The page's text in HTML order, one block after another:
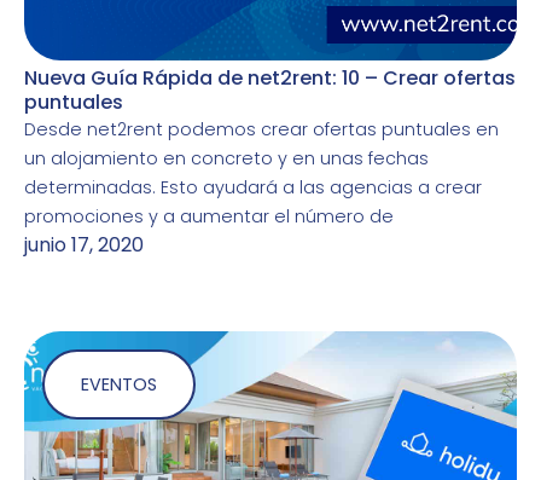
Nueva Guía Rápida de net2rent: 10 – Crear ofertas
puntuales
Desde net2rent podemos crear ofertas puntuales en
un alojamiento en concreto y en unas fechas
determinadas. Esto ayudará a las agencias a crear
promociones y a aumentar el número de
junio 17, 2020
EVENTOS